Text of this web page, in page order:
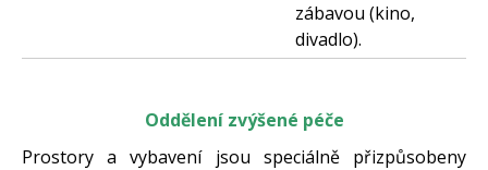
zábavou (kino,
divadlo).
Oddělení zvýšené péče
Prostory a vybavení jsou speciálně přizpůsobeny